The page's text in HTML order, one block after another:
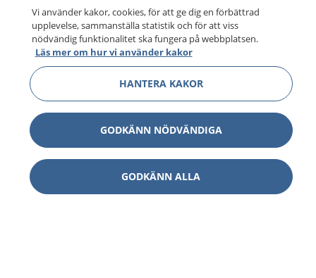
Vi använder kakor, cookies, för att ge dig en förbättrad
upplevelse, sammanställa statistik och för att viss
nödvändig funktionalitet ska fungera på webbplatsen.
Läs mer om hur vi använder kakor
HANTERA KAKOR
GODKÄNN NÖDVÄNDIGA
GODKÄNN ALLA